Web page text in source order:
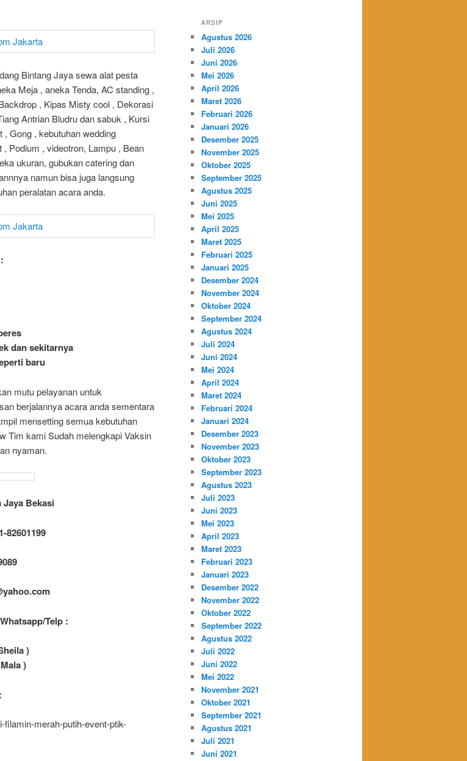
Bintang Jaya sewa alat pesta
Meja , aneka Tenda, AC standing ,
, Kipas Misty cool , Dekorasi
Antrian Bludru dan sabuk , Kursi
Gong , kebutuhan wedding
Podium , videotron, Lampu , Bean
ukuran, gubukan catering dan
namun bisa juga langsung
peralatan acara anda.
dan sekitarnya
baru
mutu pelayanan untuk
berjalannya acara anda sementara
mensetting semua kebutuhan
Tim kami Sudah melengkapi Vaksin
nyaman.
Bekasi
82601199
Telp :
)
)
filamin-merah-putih-event-ptik-
ARSIP
Agustus 2026
Juli 2026
Juni 2026
Mei 2026
April 2026
Maret 2026
Februari 2026
Januari 2026
Desember 2025
November 2025
Oktober 2025
September 2025
Agustus 2025
Juni 2025
Mei 2025
April 2025
Maret 2025
Februari 2025
Januari 2025
Desember 2024
November 2024
Oktober 2024
September 2024
Agustus 2024
Juli 2024
Juni 2024
Mei 2024
April 2024
Maret 2024
Februari 2024
Januari 2024
Desember 2023
November 2023
Oktober 2023
September 2023
Agustus 2023
Juli 2023
Juni 2023
Mei 2023
April 2023
Maret 2023
Februari 2023
Januari 2023
Desember 2022
November 2022
Oktober 2022
September 2022
Agustus 2022
Juli 2022
Juni 2022
Mei 2022
November 2021
Oktober 2021
September 2021
Agustus 2021
Juli 2021
Juni 2021